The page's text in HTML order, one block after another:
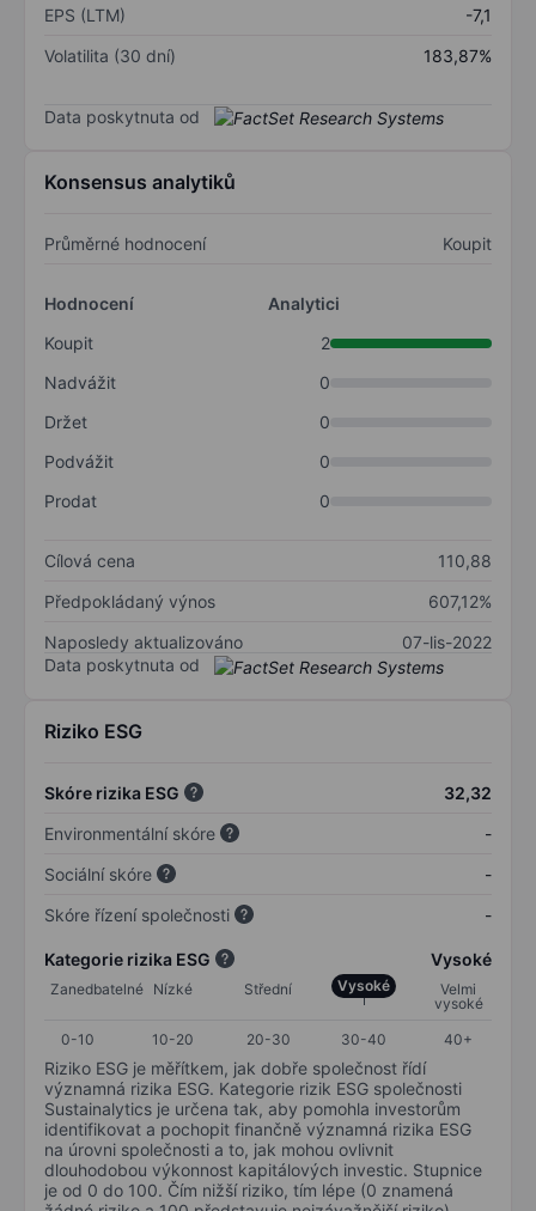
EPS (LTM)
-7,1
Volatilita (30 dní)
183,87%
Data poskytnuta od
Konsensus analytiků
Průměrné hodnocení Koupit
Hodnocení
Analytici
Koupit
2
Nadvážit
0
Držet
0
Podvážit
0
Prodat
0
Cílová cena
110,88
Předpokládaný výnos
607,12%
Naposledy aktualizováno
07-lis-2022
Data poskytnuta od
Riziko ESG
Skóre rizika ESG
32,32
Environmentální skóre
-
Sociální skóre
-
Skóre řízení společnosti
-
Kategorie rizika ESG Vysoké
Zanedbatelné Nízké Střední Vysoké
Velmi
vysoké
0-10
10-20 20-30 30-40 40+
Riziko ESG je měřítkem, jak dobře společnost řídí
významná rizika ESG. Kategorie rizik ESG společnosti
Sustainalytics je určena tak, aby pomohla investorům
identifikovat a pochopit finančně významná rizika ESG
na úrovni společnosti a to, jak mohou ovlivnit
dlouhodobou výkonnost kapitálových investic. Stupnice
je od 0 do 100. Čím nižší riziko, tím lépe (0 znamená